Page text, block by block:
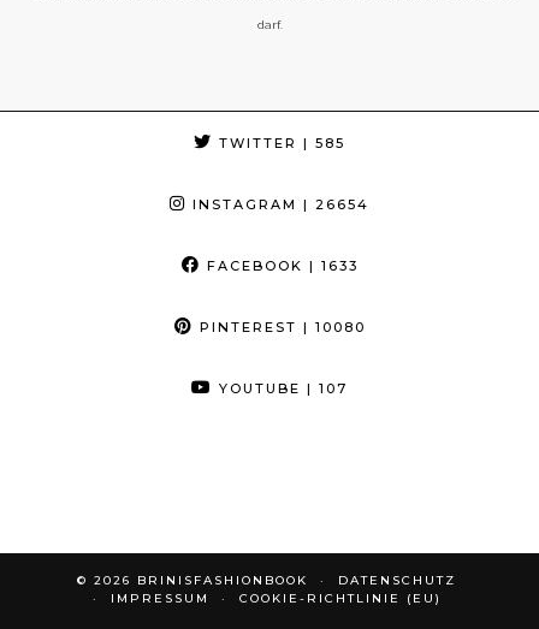
darf.
TWITTER | 585
INSTAGRAM | 26654
FACEBOOK | 1633
PINTEREST | 10080
YOUTUBE | 107
© 2026 BRINISFASHIONBOOK
DATENSCHUTZ
IMPRESSUM
COOKIE-RICHTLINIE (EU)